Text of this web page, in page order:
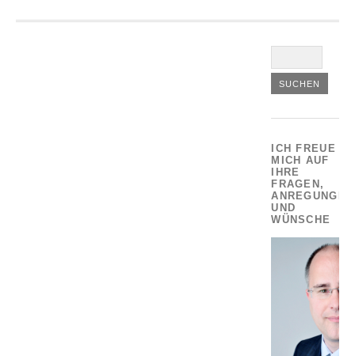
ICH FREUE
MICH AUF
IHRE
FRAGEN,
ANREGUNGEN
UND
WÜNSCHE